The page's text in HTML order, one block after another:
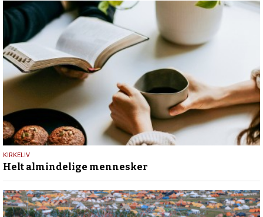
9.
juli
2026
KIRKELIV
Helt almindelige mennesker